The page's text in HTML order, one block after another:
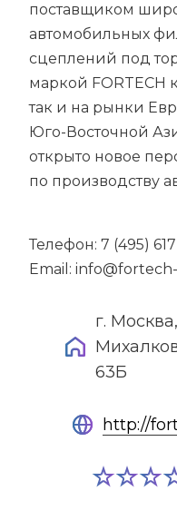
поставщиком
автомобильных
сцеплений под
маркой FORTECH
так и на рынки
Юго-Восточной
открыто новое
по производству
Телефон: 7 (495) 617
Email:
г. Москва,
63Б
http://